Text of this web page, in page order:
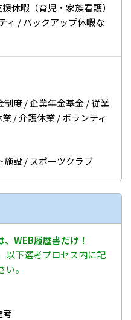
休暇（育児・家族看護）
ィ / バックアップ休暇な
制度 / 企業年金基金 / 従業
/ 介護休業 / ボランティ
施設 / スポーツクラブ
WEB履歴書だけ！
以下選考プロセス内に記
。
考